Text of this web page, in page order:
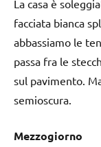
La casa è
facciata bianca
abbassiamo le
passa fra le
sul pavimento.
semioscura.
Mezzogiorno